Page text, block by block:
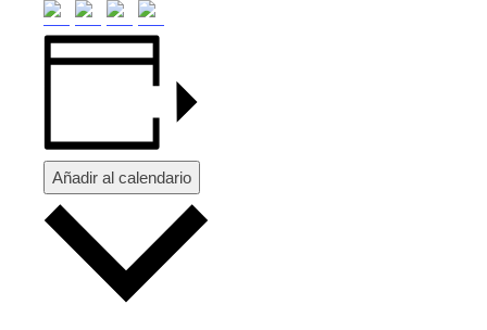
Añadir al calendario